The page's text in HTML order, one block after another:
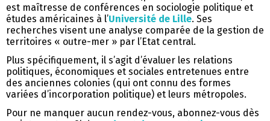
est maîtresse de conférences en sociologie politique et
études américaines à l’Université de Lille. Ses
recherches visent une analyse comparée de la gestion de
territoires « outre-mer » par l’Etat central.
Plus spécifiquement, il s’agit d’évaluer les relations
politiques, économiques et sociales entretenues entre
des anciennes colonies (qui ont connu des formes
variées d’incorporation politique) et leurs métropoles.
Pour ne manquer aucun rendez-vous, abonnez-vous dès